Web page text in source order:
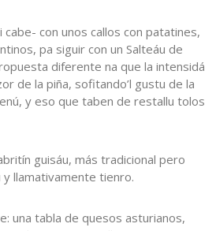
con unos callos con patatines,
pa siguir con un Salteáu de
diferente na que la intensidá
de la piña, sofitando’l gustu de la
y eso que taben de restallu tolos
guisáu, más tradicional pero
llamativamente tienro.
una tabla de quesos asturianos,